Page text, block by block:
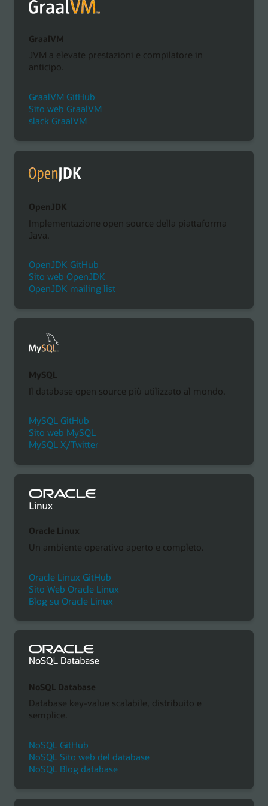
GraalVM
JVM a elevate prestazioni e compilatore in
anticipo.
GraalVM GitHub
Sito web GraalVM
slack GraalVM
OpenJDK
Implementazione open source della piattaforma
Java.
OpenJDK GitHub
Sito web OpenJDK
OpenJDK mailing list
MySQL
Il database open source più utilizzato al mondo.
MySQL GitHub
Sito web MySQL
MySQL X/Twitter
Oracle Linux
Un ambiente operativo aperto e completo.
Oracle Linux GitHub
Sito Web Oracle Linux
Blog su Oracle Linux
NoSQL Database
Database key-value scalabile, distribuito e
semplice.
NoSQL GitHub
NoSQL Sito web del database
NoSQL Blog database